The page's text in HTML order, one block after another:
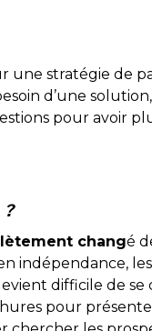
une stratégie de
d’une
pour avoir
?
changé
indépendance,
difficile de
pour